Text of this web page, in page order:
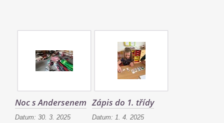
Noc s Andersenem
Datum: 30. 3. 2025
Zápis do 1. třídy
Datum: 1. 4. 2025